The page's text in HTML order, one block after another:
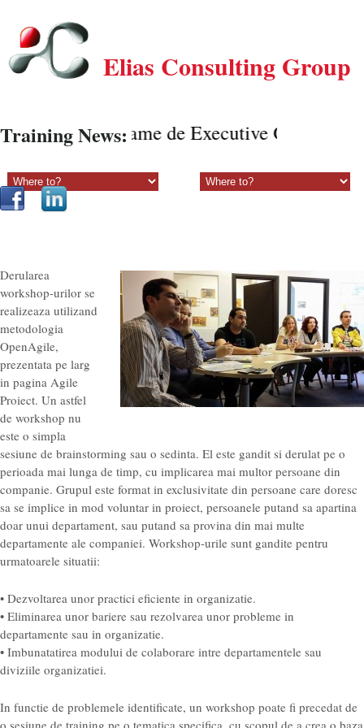
Elias Consulting Group
Training News:Programe de Executive Coaching
Derularea
workshop-urilor se
realizeaza utilizand
metodologia
OpenAgile,
prezentata pe larg
in pagina Agile
Proiect. Un astfel
de workshop nu
este o simpla
sesiune de brainstorming sau o sedinta. El este gandit si derulat pe o
perioada mai lunga de timp, cu implicarea mai multor persoane din
companie. Grupul este format in exclusivitate din persoane care doresc
sa se implice in mod voluntar in proiect, persoanele putand sa apartina
doar unui departament, sau putand sa provina din mai multe
departamente ale companiei. Workshop-urile sunt gandite pentru
urmatoarele situatii:
• Dezvoltarea unor practici eficiente in organizatie.
• Eliminarea unor bariere sau rezolvarea unor probleme in
departamente sau in organizatie.
• Imbunatatirea modului de colaborare intre departamentele sau
diviziile organizatiei.
In functie de problemele identificate, un workshop poate fi precedat de